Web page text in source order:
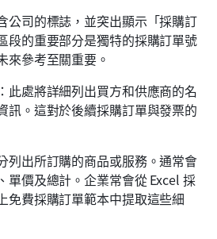
公司的標誌，並突出顯示「採購訂
段的重要部分是獨特的採購訂單號
來參考至關重要。
：此處將詳細列出買方和供應商的名
訊。這對於後續採購訂單與發票的
列出所訂購的商品或服務。通常會
單價及總計。企業常會從 Excel 採
免費採購訂單範本中提取這些細